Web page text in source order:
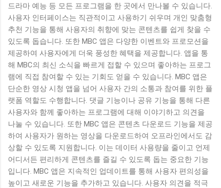
드라마 예능 등 모든 프로그램을 한 곳에서 만나볼 수 있습니다.
사용자 인터페이스는 직관적이고 사용하기 쉬우며 개인 맞춤형
추천 기능을 통해 사용자의 취향에 맞는 콘텐츠를 쉽게 찾을 수
있도록 돕습니다. 또한 MBC 앱은 다양한 이벤트와 프로모션을
제공하여 사용자에게 더욱 풍성한 혜택을 제공합니다. 앱을 통
해 MBC의 최신 소식을 빠르게 접할 수 있으며 좋아하는 프로그
램에 직접 참여할 수 있는 기회도 얻을 수 있습니다. MBC 앱은
단순한 영상 시청 앱을 넘어 사용자 간의 소통과 참여를 위한 플
랫폼 역할도 수행합니다. 댓글 기능이나 공유 기능을 통해 다른
사용자와 함께 좋아하는 프로그램에 대해 이야기하고 의견을
나눌 수 있습니다. 또한 MBC 앱은 콘텐츠 다운로드 기능을 제공
하여 사용자가 원하는 영상을 다운로드하여 오프라인에서도 감
상할 수 있도록 지원합니다. 이는 데이터 사용량을 줄이고 언제
어디서든 편리하게 콘텐츠를 즐길 수 있도록 돕는 중요한 기능
입니다. MBC 앱은 지속적인 업데이트를 통해 사용자 편의성을
높이고 새로운 기능을 추가하고 있습니다. 사용자 의견을 적극